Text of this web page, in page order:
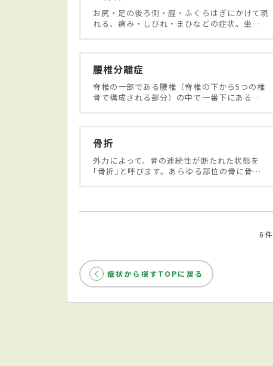
お尻・足の後ろ側・脛・ふくらはぎにかけて現
れる、痛み・しびれ・まひなどの症状。坐…
腰椎分離症
脊椎の一部である腰椎（脊椎の下から5つの椎
骨で構成される部分）の中で一番下にある…
骨折
外力によって、骨の連続性が断たれた状態を
｢骨折｣と呼びます。あらゆる部位の骨に骨…
6
症状から探すTOPに戻る